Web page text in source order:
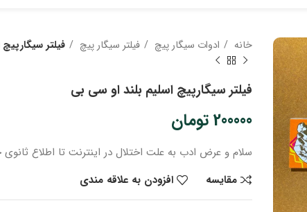
خانه ادوات سیگار پیچ فیلتر سیگار پیچ فیلتر
فیلتر سیگارپیچ اسلیم بلند او سی بی
200000 تومان
سلام و عرض ادب به علت اختلال در اینترنتتا اطلاع ثانوی
مقایسه
افزودن به علاقه مندی